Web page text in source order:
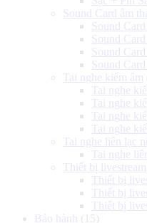
Sound Card âm
Sound
Sound
Sound
Sound
Tai nghe kiểm âm
Tai nghe
Tai nghe
Tai nghe
Tai nghe
Tai nghe liên lạc
Tai nghe
Thiết bị livestream
Thiết bị
Thiết bị
Thiết bị
Bảo hành
(15)